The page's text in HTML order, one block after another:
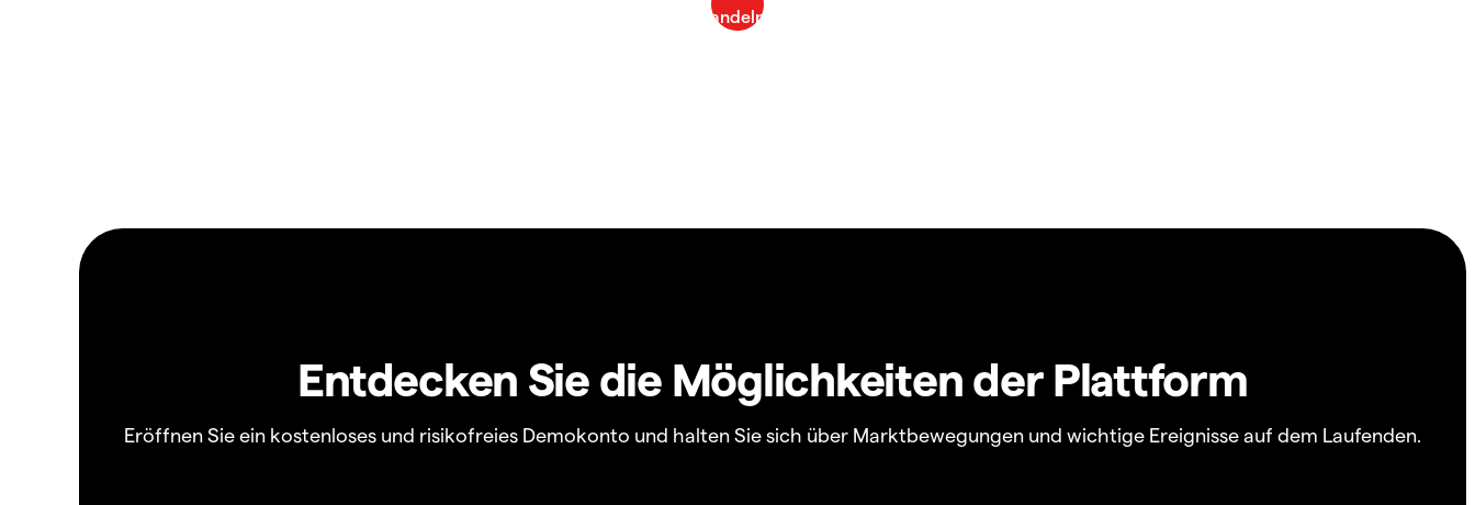
Entdecken Sie die Möglichkeiten der Plattform
Eröffnen Sie ein kostenloses und risikofreies Demokonto und halten Sie sich über Marktbewegungen und wichtige Ereignisse auf dem Laufenden.